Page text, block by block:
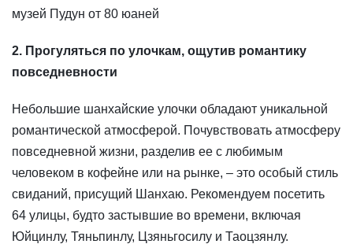
музей Пудун от 80 юаней
2. Прогуляться по улочкам, ощутив романтику
повседневности
Небольшие шанхайские улочки обладают уникальной
романтической атмосферой. Почувствовать атмосферу
повседневной жизни, разделив ее с любимым
человеком в кофейне или на рынке, – это особый стиль
свиданий, присущий Шанхаю. Рекомендуем посетить
64 улицы, будто застывшие во времени, включая
Юйцинлу, Тяньпинлу, Цзяньгосилу и Таоцзянлу.